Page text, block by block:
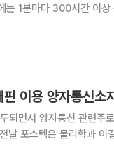
는 1분마다 300시간 이
실리콘 반도체 기술의 발
이용 양자통신소
관련주로 주목받고 있다. 9일